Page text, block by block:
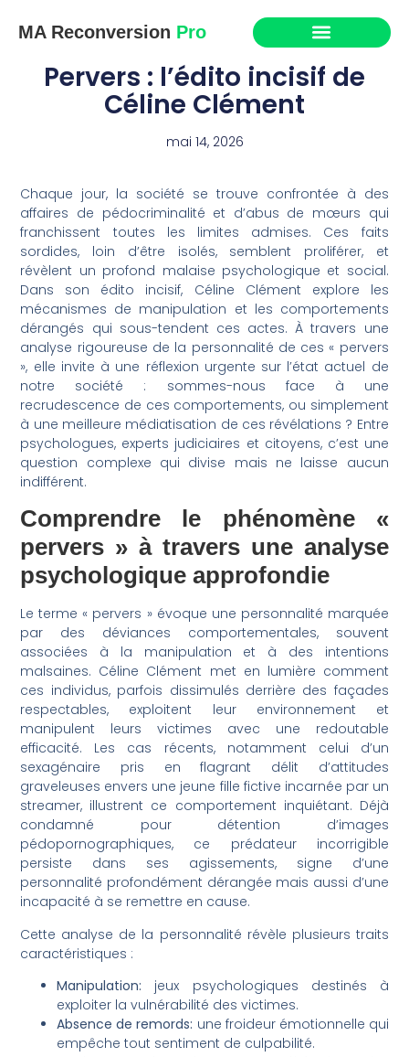
MA Reconversion Pro
Pervers : l’édito incisif de
Céline Clément
mai 14, 2026
Chaque jour, la société se trouve confrontée à des
affaires de pédocriminalité et d’abus de mœurs qui
franchissent toutes les limites admises. Ces faits
sordides, loin d’être isolés, semblent proliférer, et
révèlent un profond malaise psychologique et social.
Dans son édito incisif, Céline Clément explore les
mécanismes de manipulation et les comportements
dérangés qui sous-tendent ces actes. À travers une
analyse rigoureuse de la personnalité de ces « pervers
», elle invite à une réflexion urgente sur l’état actuel de
notre société : sommes-nous face à une
recrudescence de ces comportements, ou simplement
à une meilleure médiatisation de ces révélations ? Entre
psychologues, experts judiciaires et citoyens, c’est une
question complexe qui divise mais ne laisse aucun
indifférent.
Comprendre le phénomène «
pervers » à travers une analyse
psychologique approfondie
Le terme « pervers » évoque une personnalité marquée
par des déviances comportementales, souvent
associées à la manipulation et à des intentions
malsaines. Céline Clément met en lumière comment
ces individus, parfois dissimulés derrière des façades
respectables, exploitent leur environnement et
manipulent leurs victimes avec une redoutable
efficacité. Les cas récents, notamment celui d’un
sexagénaire pris en flagrant délit d’attitudes
graveleuses envers une jeune fille fictive incarnée par un
streamer, illustrent ce comportement inquiétant. Déjà
condamné pour détention d’images
pédopornographiques, ce prédateur incorrigible
persiste dans ses agissements, signe d’une
personnalité profondément dérangée mais aussi d’une
incapacité à se remettre en cause.
Cette analyse de la personnalité révèle plusieurs traits
caractéristiques :
Manipulation: jeux psychologiques destinés à
exploiter la vulnérabilité des victimes.
Absence de remords: une froideur émotionnelle qui
empêche tout sentiment de culpabilité.